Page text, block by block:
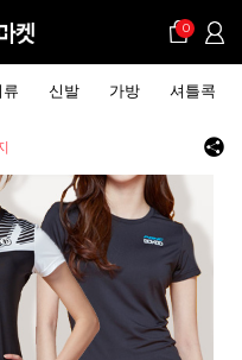
0
류 신발 가방 셔틀콕